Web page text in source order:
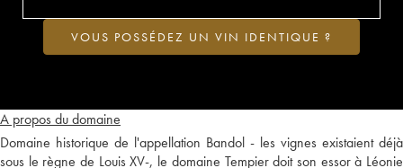
A propos du domaine
Domaine historique de l'appellation Bandol - les vignes existaient déjà
sous le règne de Louis XV-, le domaine Tempier doit son essor à Léonie
VOUS POSSÉDEZ UN VIN IDENTIQUE ?